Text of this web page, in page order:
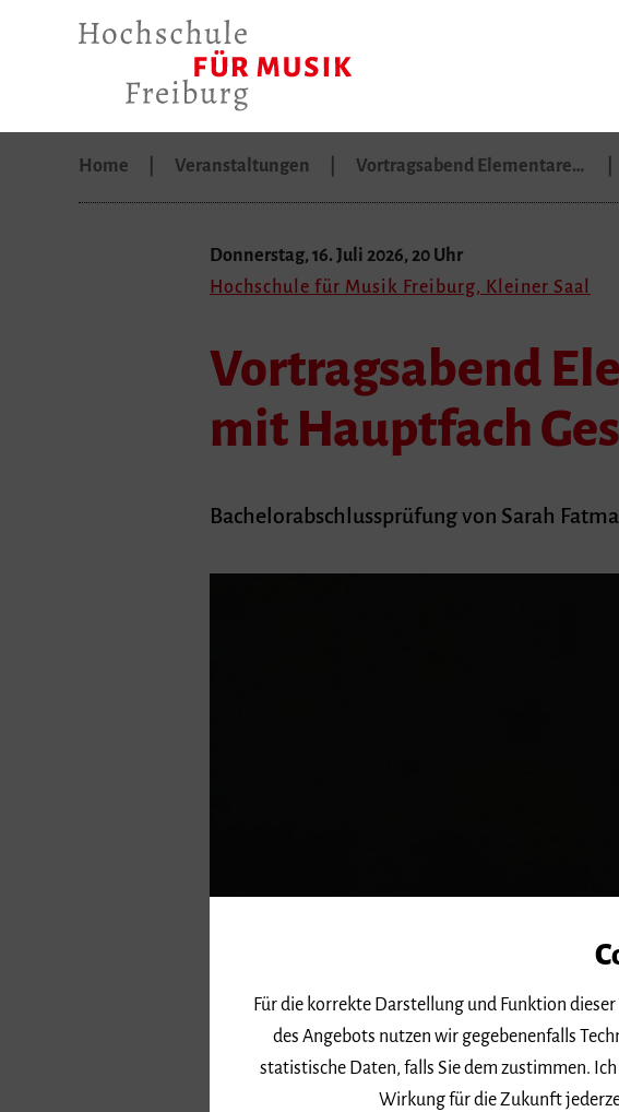
Home Veranstaltungen Vortragsabend Elementare…
Donnerstag, 16. Juli 2026, 20 Uhr
Hochschule für Musik Freiburg, Kleiner Saal
Vortragsabend
mit Hauptfach
Bachelorabschlussprüfung von Sarah
Für die korrekte Darstellung und Funktion
des Angebots nutzen wir gegebenenfalls
statistische Daten, falls Sie dem zustimmen.
Wirkung für die Zukunft